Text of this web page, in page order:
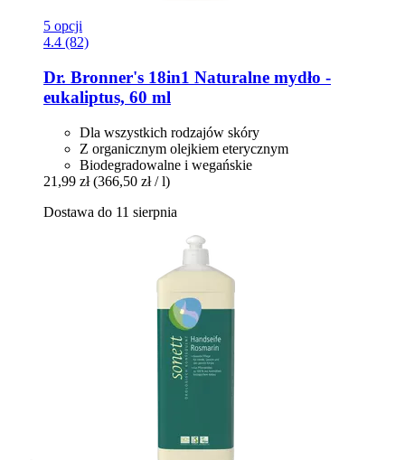
5 opcji
4.4 (82)
Dr. Bronner's 18in1 Naturalne mydło -​
eukaliptus, 60 ml
Dla wszystkich rodzajów skóry
Z organicznym olejkiem eterycznym
Biodegradowalne i wegańskie
21,99 zł (366,50 zł / l)
Dostawa do 11 sierpnia